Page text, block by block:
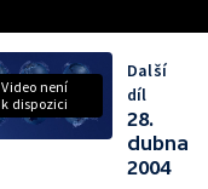
Video není
k dispozici
Další
díl
28.
dubna
2004